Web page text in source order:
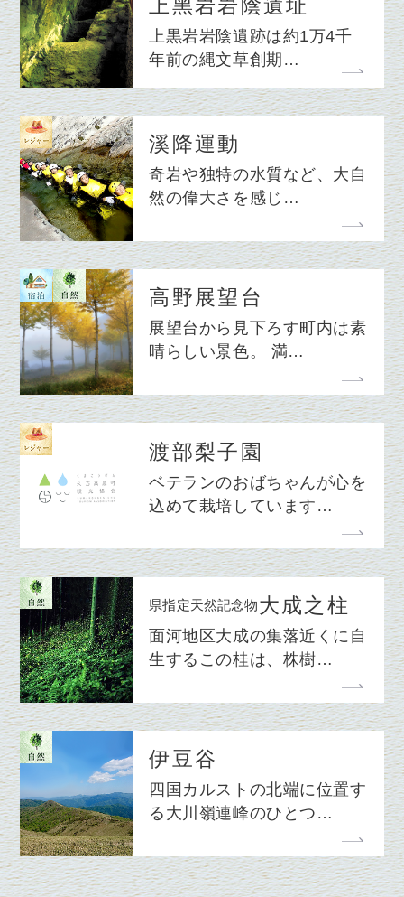
上黑岩岩陰遺址
上黒岩岩陰遺跡は約1万4千
年前の縄文草創期…
溪降運動
奇岩や独特の水質など、大自
然の偉大さを感じ…
高野展望台
展望台から見下ろす町内は素
晴らしい景色。 満…
渡部梨子園
ベテランのおばちゃんが心を
込めて栽培しています…
県指定天然記念物大成之柱
面河地区大成の集落近くに自
生するこの桂は、株樹…
伊豆谷
四国カルストの北端に位置す
る大川嶺連峰のひとつ…